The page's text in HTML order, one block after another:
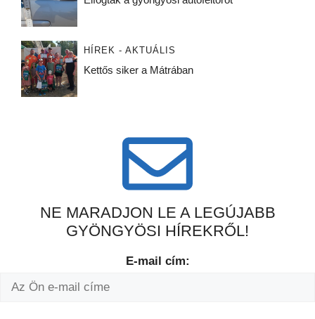
HÍREK - AKTUÁLIS
Kettős siker a Mátrában
NE MARADJON LE A LEGÚJABB
GYÖNGYÖSI HÍREKRŐL!
E-mail cím: